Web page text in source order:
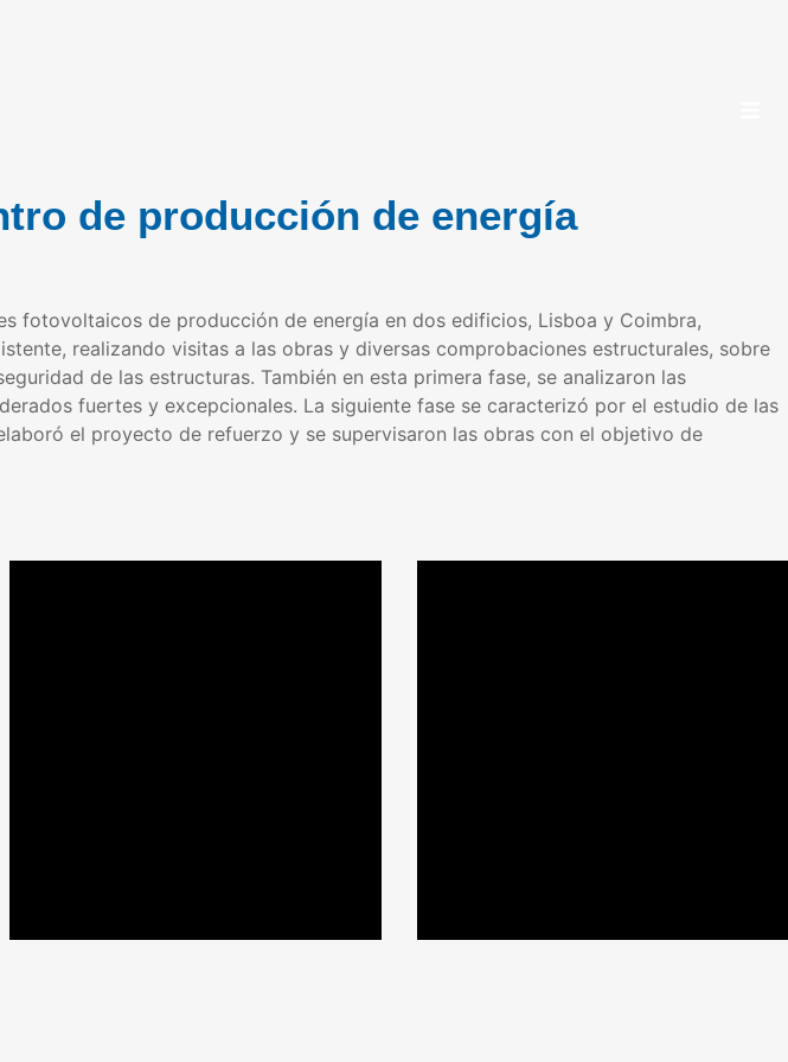
de producción de energía
fotovoltaicos de producción de energía en dos edificios, Lisboa y Coimbra,
realizando visitas a las obras y diversas comprobaciones estructurales, sobre
de las estructuras. También en esta primera fase, se analizaron las
fuertes y excepcionales. La siguiente fase se caracterizó por el estudio de las
el proyecto de refuerzo y se supervisaron las obras con el objetivo de